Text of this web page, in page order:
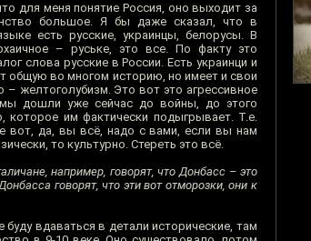
для меня понятие Россия, оно выходит за
большое. Я бы даже сказал, что в
есть русские, украинцы, белорусы. В
– руське, это все. По факту это
слова русские в России. Есть украинци и
общую во многом историю, но имеет и свои
желтоголубизм. Это вот это агрессивное
мы дошли уже сейчас до войны, до этого
которое им фактически подыгрывает. Т.е.
вот, да, вы всё, надо с вами, если вы нам
то культурно. Стереть это всё.
например, говорят, что Донбасс – это
говорят, что эти вот отморозки, они к
буду вдаваться в детали исторические, там